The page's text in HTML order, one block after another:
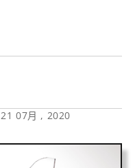
21 07月 , 2020